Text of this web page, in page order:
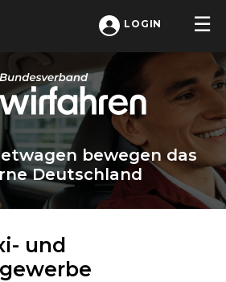
LOGIN
bewegen das
Deutschland
und